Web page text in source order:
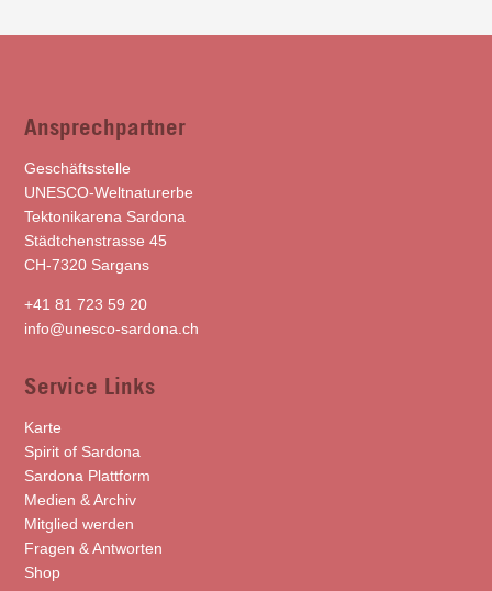
Ansprechpartner
Geschäftsstelle
UNESCO-Weltnaturerbe
Tektonikarena Sardona
Städtchenstrasse 45
CH-7320 Sargans
+41 81 723 59 20
info@unesco-sardona.ch
Service Links
Karte
Spirit of Sardona
Sardona Plattform
Medien & Archiv
Mitglied werden
Fragen & Antworten
Shop